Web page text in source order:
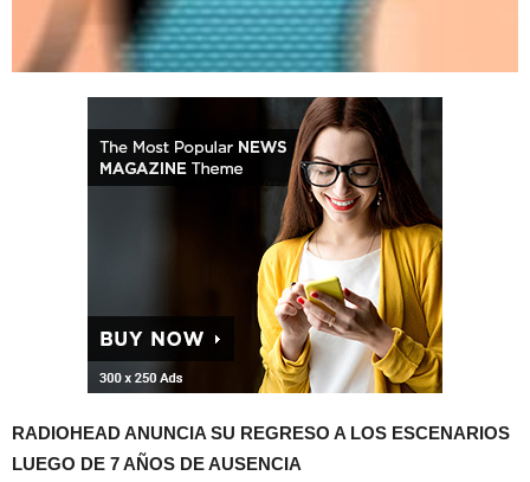
RADIOHEAD ANUNCIA SU REGRESO A LOS ESCENARIOS
LUEGO DE 7 AÑOS DE AUSENCIA